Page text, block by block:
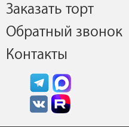
Заказать торт
Обратный звонок
Контакты